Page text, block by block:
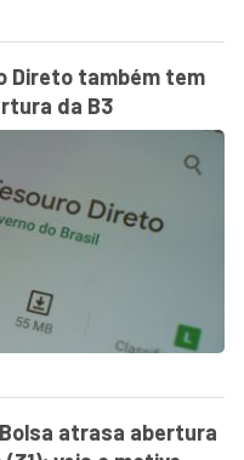
Direto também tem
da B3
atrasa abertura